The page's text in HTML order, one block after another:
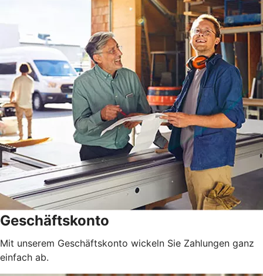
Geschäftskonto
Mit unserem Geschäftskonto wickeln Sie Zahlungen ganz
einfach ab.